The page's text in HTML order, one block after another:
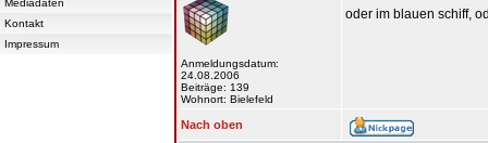
Mediadaten
Kontakt
Impressum
Anmeldungsdatum:
24.08.2006
Beiträge: 139
Wohnort: Bielefeld
oder im blauen schiff,
Nach oben